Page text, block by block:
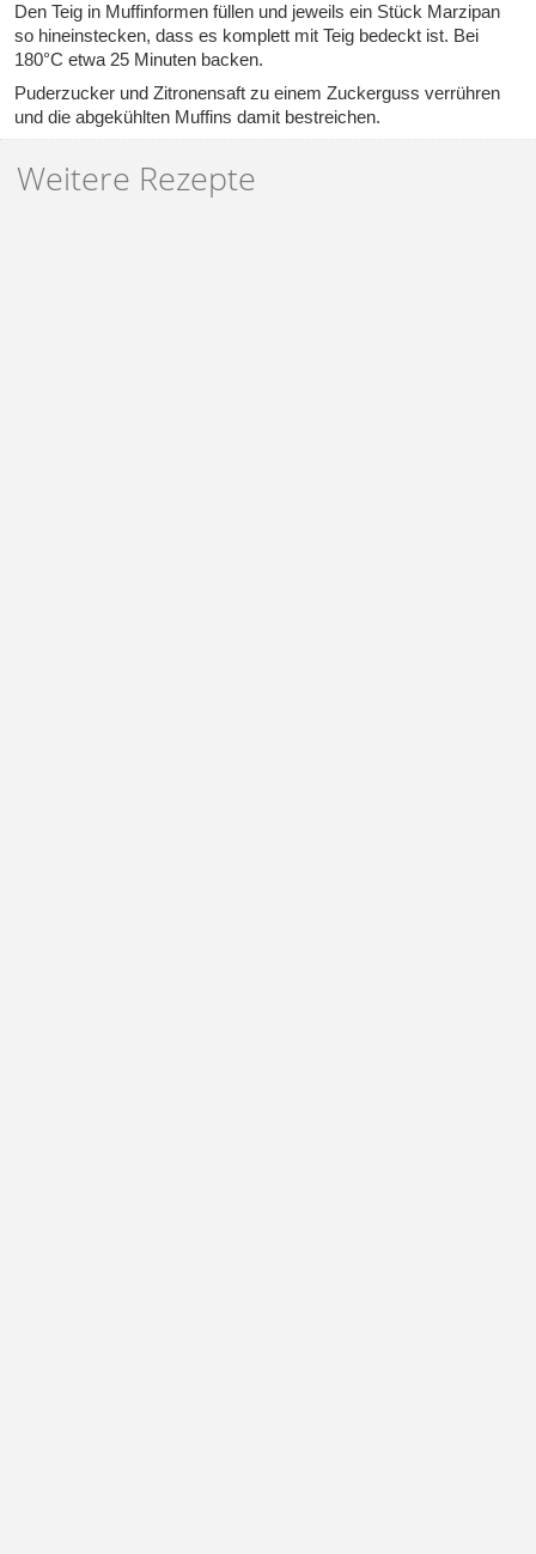
Den Teig in Muffinformen füllen und jeweils ein Stück Marzipan
so hineinstecken, dass es komplett mit Teig bedeckt ist. Bei
180°C etwa 25 Minuten backen.
Puderzucker und Zitronensaft zu einem Zuckerguss verrühren
und die abgekühlten Muffins damit bestreichen.
Weitere Rezepte